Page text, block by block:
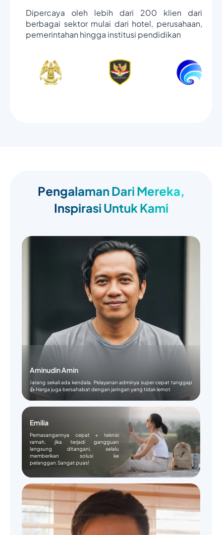
Dipercaya oleh lebih dari 200 klien dari
berbagai sektor mulai dari hotel, perusahaan,
pemerintahan hingga institusi pendidikan
Pengalaman Dari Mereka,
Inspirasi Untuk Kami
Aminudin Amin
Jarang sekali ada kendala. Pelayanan adminya super cepat tanggap
👍 Harga juga bersahabat dengan jaringan yang tidak lemot
Emilia
Pemasangannya cepat + teknisi
ramah, jika terjadi gangguan
langsung ditangani, selalu
memberikan solusi ke
pelanggan.Sangat puas!